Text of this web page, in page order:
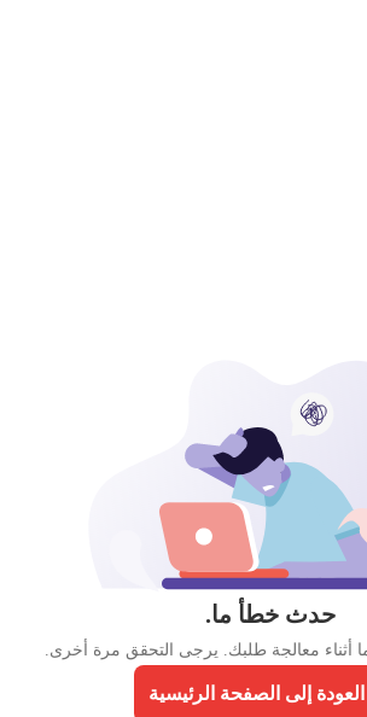
حدث خطأ ما.
أثناء معالجة طلبك. يرجى التحقق مرة أخرى.
العودة إلى الصفحة الرئيسية